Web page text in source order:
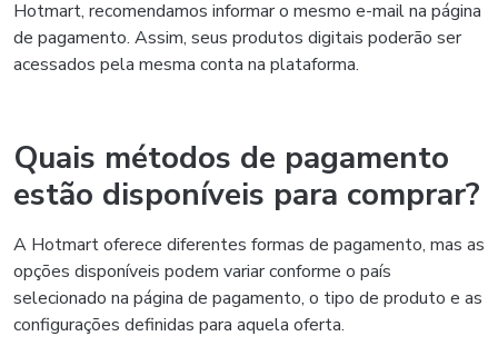
Hotmart, recomendamos informar o mesmo e-mail na página
de pagamento. Assim, seus produtos digitais poderão ser
acessados pela mesma conta na plataforma.
Quais métodos de pagamento
estão disponíveis para comprar?
A Hotmart oferece diferentes formas de pagamento, mas as
opções disponíveis podem variar conforme o país
selecionado na página de pagamento, o tipo de produto e as
configurações definidas para aquela oferta.